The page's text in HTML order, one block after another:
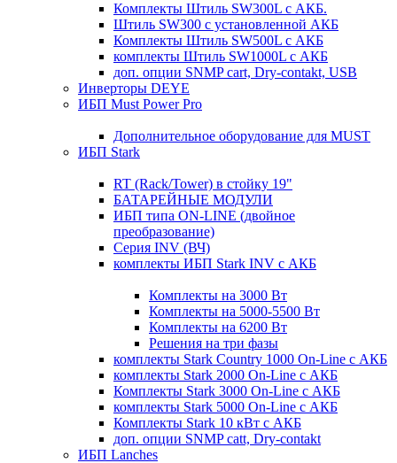
Комплекты Штиль SW300L с АКБ.
Штиль SW300 с установленной АКБ
Комплекты Штиль SW500L с АКБ
комплекты Штиль SW1000L с АКБ
доп. опции SNMP cart, Dry-contakt, USB
Инверторы DEYE
ИБП Must Power Pro
Дополнительное оборудование для MUST
ИБП Stark
RT (Rack/Tower) в стойку 19"
БАТАРЕЙНЫЕ МОДУЛИ
ИБП типа ON-LINE (двойное
преобразование)
Серия INV (ВЧ)
комплекты ИБП Stark INV с АКБ
Комплекты на 3000 Вт
Комплекты на 5000-5500 Вт
Комплекты на 6200 Вт
Решения на три фазы
комплекты Stark Country 1000 On-Line с АКБ
комплекты Stark 2000 On-Line с АКБ
Комплекты Stark 3000 On-Line с АКБ
комплекты Stark 5000 On-Line с АКБ
Комплекты Stark 10 кВт с АКБ
доп. опции SNMP catt, Dry-contakt
ИБП Lanches